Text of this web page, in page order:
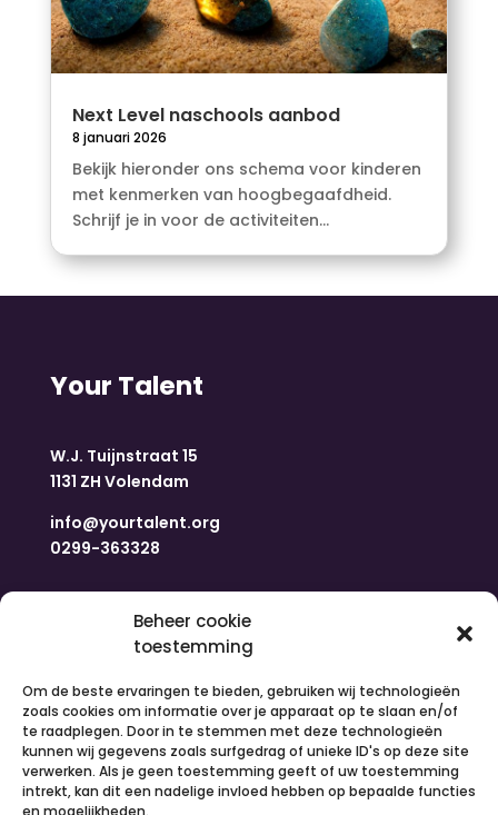
Beheer cookie
toestemming
Om de beste ervaringen te bieden, gebruiken wij technologieën
zoals cookies om informatie over je apparaat op te slaan en/of
te raadplegen. Door in te stemmen met deze technologieën
kunnen wij gegevens zoals surfgedrag of unieke ID's op deze site
verwerken. Als je geen toestemming geeft of uw toestemming
intrekt, kan dit een nadelige invloed hebben op bepaalde functies
en mogelijkheden.
Next Level naschools aanbod
8 januari 2026
Bekijk hieronder ons schema voor kinderen
met kenmerken van hoogbegaafdheid.
Schrijf je in voor de activiteiten...
Your Talent
W.J. Tuijnstraat 15
1131 ZH Volendam
info@yourtalent.org
0299-363328
Navigatie
Nieuws
Over ons
Contact
Inloggen
Vacatures